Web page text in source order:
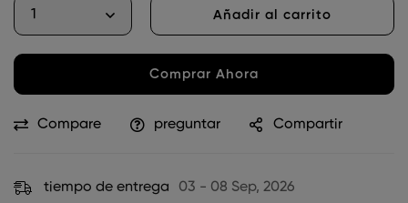
Añadir al carrito
Comprar Ahora
Compare preguntar Compartir
tiempo de entrega 03 - 08 Sep, 2026